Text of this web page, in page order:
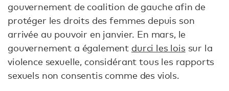
gouvernement de coalition de gauche afin de
protéger les droits des femmes depuis son
arrivée au pouvoir en janvier. En mars, le
gouvernement a également durci les loissur la
violence sexuelle, considérant tous les rapports
sexuels non consentis comme des viols.